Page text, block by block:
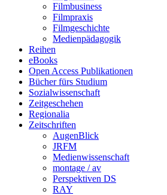
Filmbusiness
Filmpraxis
Filmgeschichte
Medienpädagogik
Reihen
eBooks
Open Access Publikationen
Bücher fürs Studium
Sozialwissenschaft
Zeitgeschehen
Regionalia
Zeitschriften
AugenBlick
JRFM
Medienwissenschaft
montage / av
Perspektiven DS
RAY